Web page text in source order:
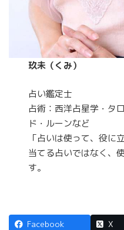
玖未（くみ）
占い鑑定士
占術：西洋占星学・タ
ド・ルーンなど
「占いは使って、役に
当てる占いではなく、
す。
Facebook X